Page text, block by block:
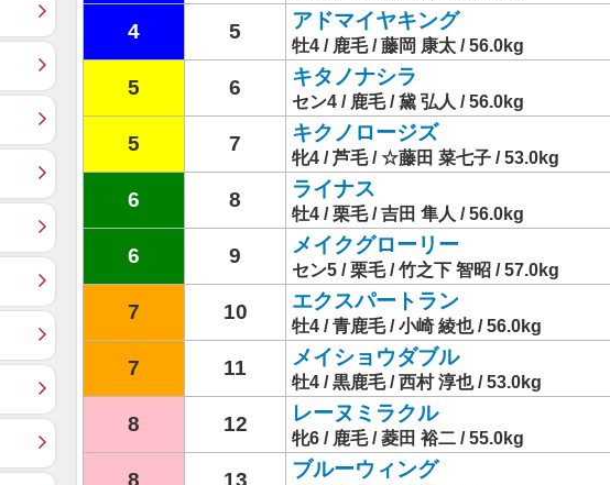
4 5 アドマイヤキング
牡4 / 鹿毛 / 藤岡 康太 / 56.0kg
5 6 キタノナシラ
セン4 / 鹿毛 / 黛 弘人 / 56.0kg
5 7 キクノロージズ
牝4 / 芦毛 / ☆藤田 菜七子 / 53.0kg
6 8 ライナス
牡4 / 栗毛 / 吉田 隼人 / 56.0kg
6 9 メイクグローリー
セン5 / 栗毛 / 竹之下 智昭 / 57.0kg
7 10 エクスパートラン
牡4 / 青鹿毛 / 小崎 綾也 / 56.0kg
7 11 メイショウダブル
牡4 / 黒鹿毛 / 西村 淳也 / 53.0kg
8 12 レーヌミラクル
牝6 / 鹿毛 / 菱田 裕二 / 55.0kg
8 13 ブルーウィング